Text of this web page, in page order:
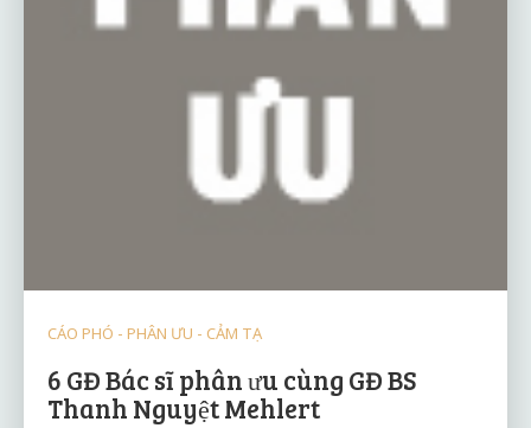
CÁO PHÓ - PHÂN ƯU - CẢM TẠ
6 GĐ Bác sĩ phân ưu cùng GĐ BS
Thanh Nguyệt Mehlert